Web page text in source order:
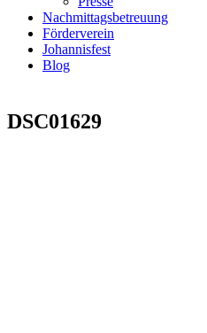
Nachmittagsbetreuung
Förderverein
Johannisfest
Blog
DSC01629